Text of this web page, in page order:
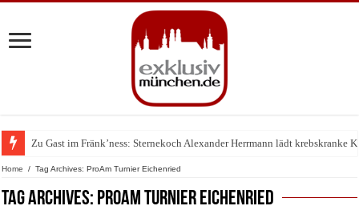
Zu Gast im Fränk’ness: Sternekoch Alexander Herrmann lädt krebskranke
Home / Tag Archives: ProAm Turnier Eichenried
Tag Archives: ProAm Turnier Eichenried